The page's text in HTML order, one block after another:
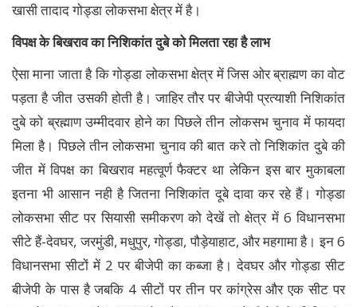
खासी तादाद गोड्डा लोकसभा क्षेत्र में है।
विपक्ष के बिखराव का निशिकांत दुबे को मिलता रहा है लाभ
ऐसा माना जाता है कि गोड्डा लोकसभा क्षेत्र में जिस ओर ब्राह्मण का वोट
पड़ता है जीत उसकी होती है। जाहिर तौर पर बीजेपी प्रत्याशी निशिकांत
दुबे को ब्रह्माण उम्मीदवार होने का पिछले तीन लोकसभ चुनाव में फायदा
मिला है। पिछले तीन लोकसभा चुनाव की बात करे तो निशिकांत दुबे की
जीत में विपक्ष का बिखराव महत्वूर्ण फैक्टर था लेकिन इस बार मुकाबला
इतना भी आसान नही है जितना निशिकांत दूबे दावा कर रहे हैं। गोड्डा
लोकसभा सीट पर सियासी समीकरण को देखें तो क्षेत्र में 6 विधानसभा
सीटे हैं-देवघर, जरमुंडी, मधुपुर, गोड्डा, पौड़ेयाहाट, और महगामा है। इन 6
विधानसभा सीटों में 2 पर बीजेपी का कब्जा है। देवघर और गोड्डा सीट
बीजेपी के पास है जबकि 4 सीटों पर तीन पर कांग्रेस और एक सीट पर